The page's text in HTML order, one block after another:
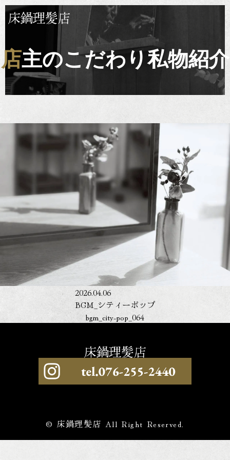
店主のこだわり私物紹介
2026.04.06
BGM_シティーポップ
bgm_city-pop_064
© 床鍋理髪店 All Right Reserved.